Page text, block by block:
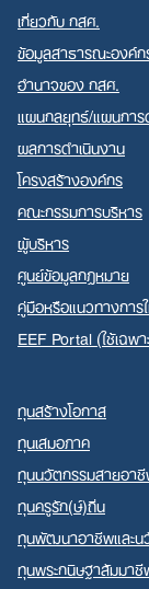
เกี่ยวกับ กสศ.
ข้อมูลสาธารณะองค์
อำนาจของ กสศ.
แผนกลยุทธ์/แผนการ
ผลการดำเนินงาน
โครงสร้างองค์กร
คณะกรรมการบริหาร
ผู้บริหาร
ศูนย์ข้อมูลกฎหมาย
คู่มือหรือแนวทางกา
EEF Portal (ใช้เฉพา
ทุนสร้างโอกาส
ทุนเสมอภาค
ทุนนวัตกรรมสายอา
ทุนครูรัก(ษ์)ถิ่น
ทุนพัฒนาอาชีพและน
ทุนพระกนิษฐาสัมมา